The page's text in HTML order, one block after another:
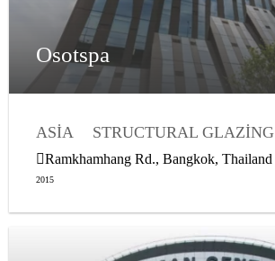
Osotspa
ASIA
STRUCTURAL GLAZING
WEATHER SEALING
Ramkhamhang Rd., Bangkok, Thailand
2015